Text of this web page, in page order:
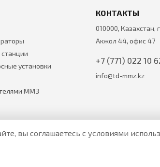
установки
ММЗ
КОНТАКТЫ
010000, Казахстан,
Акжол 44, офис 47
+7 (771) 022 10
info@td-mmz.kz
вы соглашаетесь с условиями